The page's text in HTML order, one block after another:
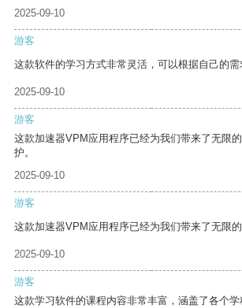
2025-09-10
游客
这款软件的学习方式非常灵活，可以根据自己的需
2025-09-10
游客
这款加速器VPM应用程序已经为我们带来了无限
护。
2025-09-10
游客
这款加速器VPM应用程序已经为我们带来了无限的
2025-09-10
游客
这款学习软件的课程内容非常丰富，涵盖了各个